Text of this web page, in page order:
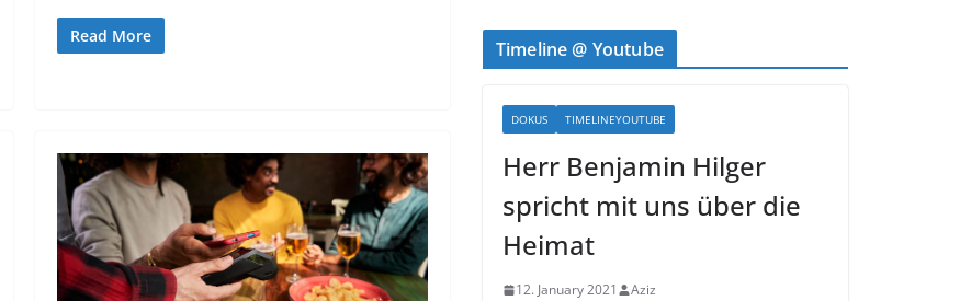
Read More
Timeline @ Youtube
DOKUS TIMELINEYOUTUBE
Herr Benjamin Hilger
spricht mit uns über die
Heimat
12. January 2021 Aziz